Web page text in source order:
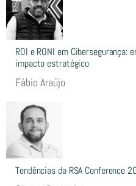
ROI e RONI em Cibersegurança:
impacto estratégico
Fábio Araújo
Tendências da RSA Conference